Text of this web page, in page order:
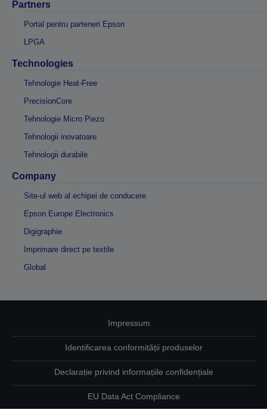
Partners
Portal pentru parteneri Epson
LPGA
Technologies
Tehnologie Heat-Free
PrecisionCore
Tehnologie Micro Piezo
Tehnologii inovatoare
Tehnologii durabile
Company
Site-ul web al echipei de conducere
Epson Europe Electronics
Digigraphie
Imprimare direct pe textile
Global
Impressum
Identificarea conformității produselor
Declarație privind informațiile confidențiale
EU Data Act Compliance